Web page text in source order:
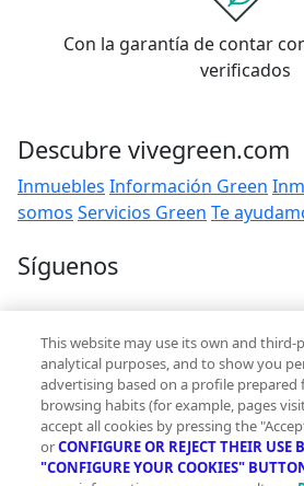
Con la garantía de contar
verificados
Descubre vivegreen.com
Inmuebles Información Green
somos Servicios Green Te
Síguenos
Contacto
hola@vivegreen.com
This website may use its own and third-
analytical purposes, and to show you
advertising based on a profile prepared
browsing habits (for example, pages
accept all cookies by pressing the
orCONFIGURE OR REJECT THEIR USE
"CONFIGURE YOUR COOKIES"